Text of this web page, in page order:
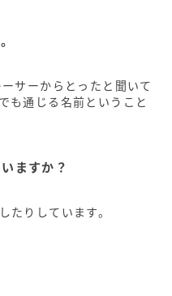
サーからとったと聞いて
も通じる名前ということ
ますか？
たりしています。